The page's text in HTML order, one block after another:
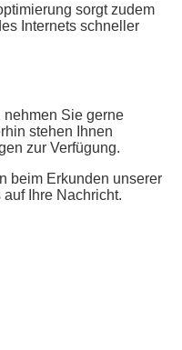
sorgt zudem
Internets schneller
nehmen Sie gerne
stehen Ihnen
zur Verfügung.
beim Erkunden unserer
Ihre Nachricht.